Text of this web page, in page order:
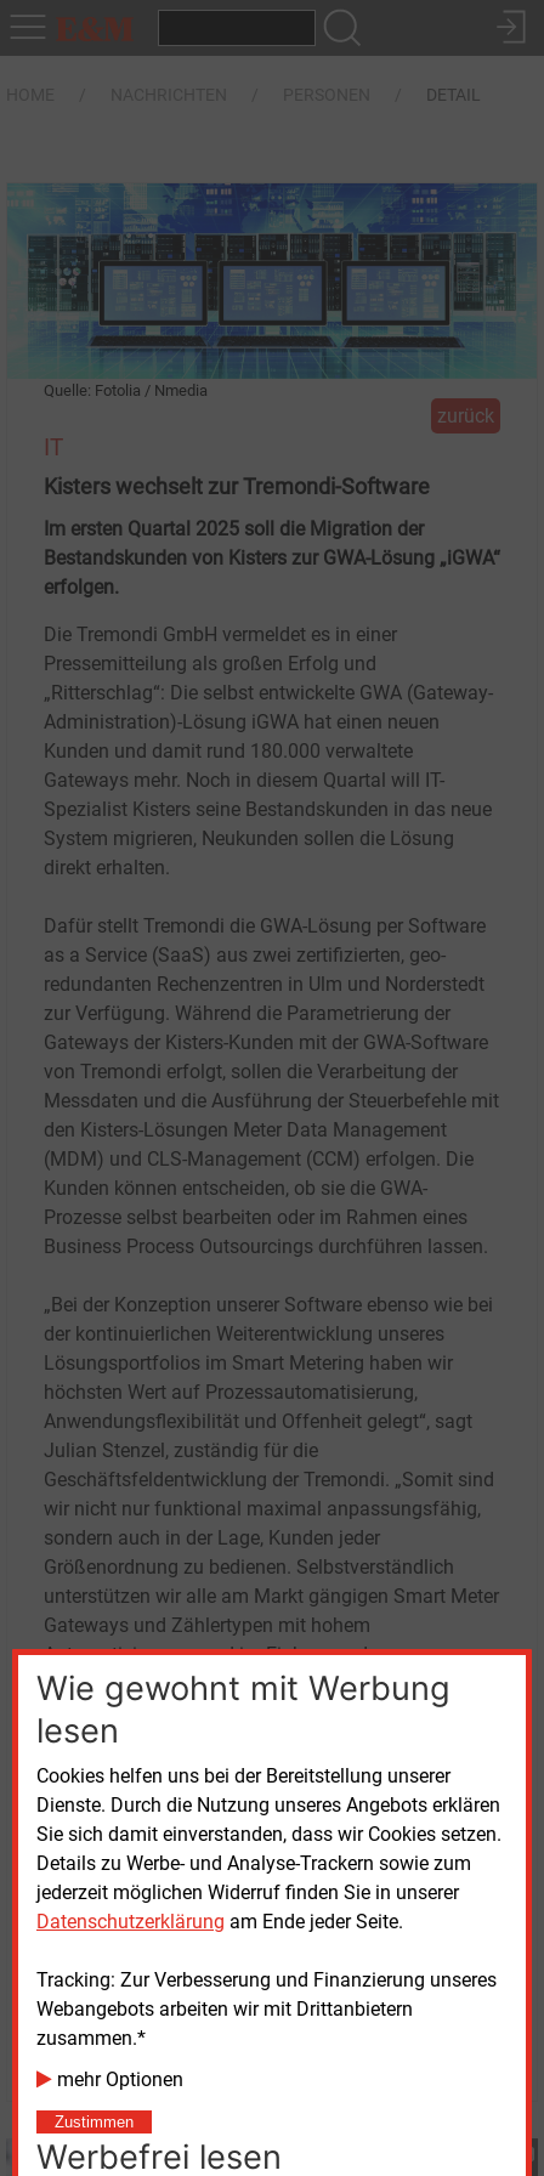
DETAIL
Wie gewohnt mit Werbung
lesen
Cookies helfen uns bei der Bereitstellung unserer
Dienste. Durch die Nutzung unseres Angebots erklären
Sie sich damit einverstanden, dass wir Cookies setzen.
Details zu Werbe- und Analyse-Trackern sowie zum
jederzeit möglichen Widerruf finden Sie in unserer
Datenschutzerklärung am Ende jeder Seite.
Tracking: Zur Verbesserung und Finanzierung unseres
Webangebots arbeiten wir mit Drittanbietern
zusammen.*
mehr Optionen
Zustimmen
Werbefrei lesen
Quelle: Fotolia / Nmedia
zurück
IT
Kisters wechselt zur Tremondi-Software
Im ersten Quartal 2025 soll die Migration der
Bestandskunden von Kisters zur GWA-Lösung „iGWA“
erfolgen.
Die Tremondi GmbH vermeldet es in einer
Pressemitteilung als großen Erfolg und
„Ritterschlag“: Die selbst entwickelte GWA (Gateway-
Administration)-Lösung iGWA hat einen neuen
Kunden und damit rund 180.000 verwaltete
Gateways mehr. Noch in diesem Quartal will IT-
Spezialist Kisters seine Bestandskunden in das neue
System migrieren, Neukunden sollen die Lösung
direkt erhalten.
Dafür stellt Tremondi die GWA-Lösung per Software
as a Service (SaaS) aus zwei zertifizierten, geo-
redundanten Rechenzentren in Ulm und Norderstedt
zur Verfügung. Während die Parametrierung der
Gateways der Kisters-Kunden mit der GWA-Software
von Tremondi erfolgt, sollen die Verarbeitung der
Messdaten und die Ausführung der Steuerbefehle mit
den Kisters-Lösungen Meter Data Management
(MDM) und CLS-Management (CCM) erfolgen. Die
Kunden können entscheiden, ob sie die GWA-
Prozesse selbst bearbeiten oder im Rahmen eines
Business Process Outsourcings durchführen lassen.
„Bei der Konzeption unserer Software ebenso wie bei
der kontinuierlichen Weiterentwicklung unseres
Lösungsportfolios im Smart Metering haben wir
höchsten Wert auf Prozessautomatisierung,
Anwendungsflexibilität und Offenheit gelegt“, sagt
Julian Stenzel, zuständig für die
Geschäftsfeldentwicklung der Tremondi. „Somit sind
wir nicht nur funktional maximal anpassungsfähig,
sondern auch in der Lage, Kunden jeder
Größenordnung zu bedienen. Selbstverständlich
unterstützen wir alle am Markt gängigen Smart Meter
Gateways und Zählertypen mit hohem
Automatisierungsgrad im Einbau- und
Managementprozess, so dass die Nutzungskosten
verhältnismäßig gering sind.“
Die Tremondi GmbH mit Sitz in Burglengenfeld ist ein
gemeinsames Unternehmen der Wilken Software
Group in Ulm und der IVU Informationssysteme
GmbH in Norderstedt. Das Unternehmen bietet
Lösungen rund um den intelligenten
Messstellenbetrieb.
Donnerstag, 23.01.2025, 15:32 Uhr
Katia Meyer-Tien